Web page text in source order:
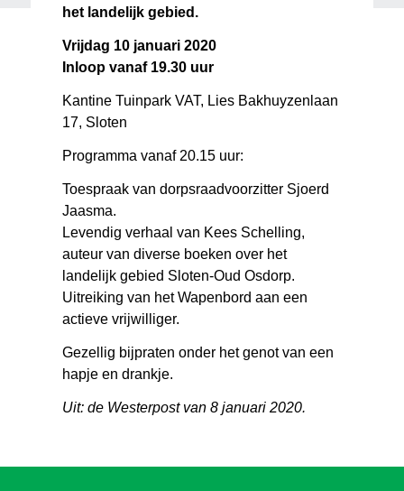
het landelijk gebied.
Vrijdag 10 januari 2020
Inloop vanaf 19.30 uur
Kantine Tuinpark VAT, Lies Bakhuyzenlaan
17, Sloten
Programma vanaf 20.15 uur:
Toespraak van dorpsraadvoorzitter Sjoerd
Jaasma.
Levendig verhaal van Kees Schelling,
auteur van diverse boeken over het
landelijk gebied Sloten-Oud Osdorp.
Uitreiking van het Wapenbord aan een
actieve vrijwilliger.
Gezellig bijpraten onder het genot van een
hapje en drankje.
Uit: de Westerpost van 8 januari 2020.